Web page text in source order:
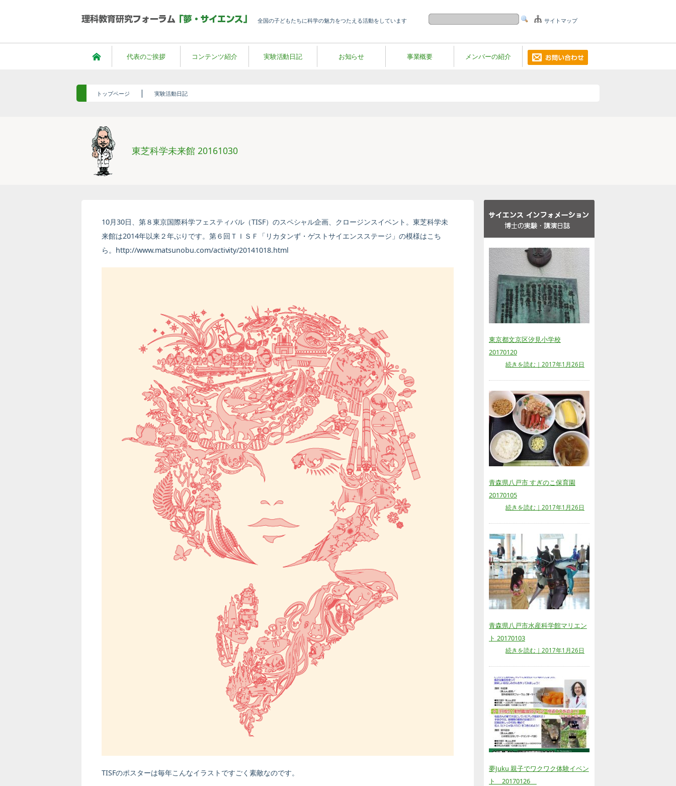
全国の子どもたちに科学の魅力をつたえる活動をしています サイトマップ
代表のご挨拶 コンテンツ紹介 実験活動日記 お知らせ 事業概要 メンバーの紹介
トップページ | 実験活動日記
東芝科学未来館 20161030
10月30日、第８東京国際科学フェスティバル（TISF）のスペシャル企画、クロージンスイベント。東芝科学未
来館は2014年以来２年ぶりです。第６回ＴＩＳＦ「リカタンず・ゲストサイエンスステージ」の模様はこち
ら。http://www.matsunobu.com/activity/20141018.html
TISFのポスターは毎年こんなイラストですごく素敵なのです。
東京都文京区汐見小学校
20170120
続きを読む｜2017年1月26日
青森県八戸市 すぎのこ保育園
20170105
続きを読む｜2017年1月26日
青森県八戸市水産科学館マリエン
ト 20170103
続きを読む｜2017年1月26日
夢Juku 親子でワクワク体験イベン
ト 20170126